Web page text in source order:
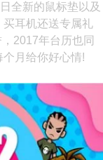
全新的鼠标垫以及
耳机还送专属礼
2017年台历也同
月给你好心情!